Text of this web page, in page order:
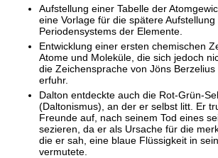
Aufstellung einer Tabelle der
eine Vorlage für die spätere Aufstellung
Periodensystems der Elemente.
Entwicklung einer ersten chemischen
Atome und Moleküle, die sich jedoch
die Zeichensprache von Jöns
erfuhr.
Dalton entdeckte auch die Rot-Grün-
(Daltonismus), an der er selbst litt. Er
Freunde auf, nach seinem Tod eines
sezieren, da er als Ursache für die
die er sah, eine blaue Flüssigkeit in
vermutete.